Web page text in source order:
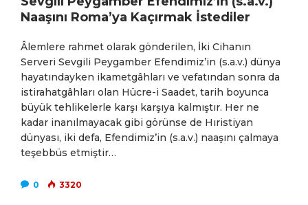
Naaşını Roma’ya Kaçırmak İstediler
Âlemlere rahmet olarak gönderilen, İki Cihanın
Serveri Sevgili Peygamber Efendimiz’in (s.a.v.) dünya
hayatındayken ikametgâhları ve vefatından sonra da
istirahatgâhları olan Hücre-i Saadet, tarih boyunca
büyük tehlikelerle karşı karşıya kalmıştır. Her ne
kadar inanılmayacak gibi görünse de Hıristiyan
dünyası, iki defa, Efendimiz’in (s.a.v.) naaşını çalmaya
teşebbüs etmiştir…
0 3320